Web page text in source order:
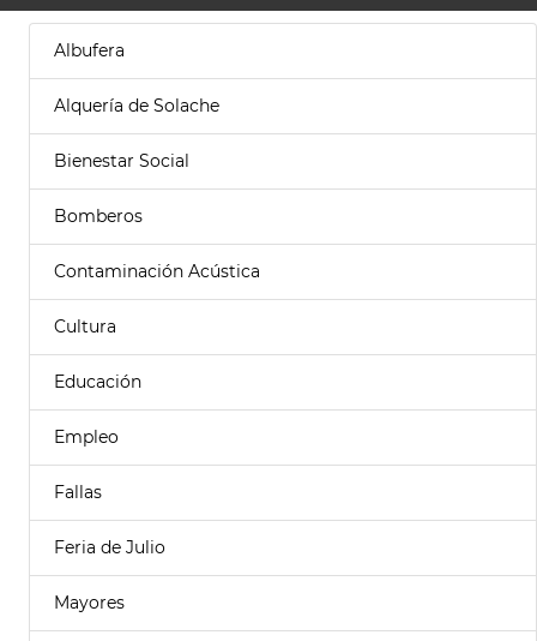
Albufera
Alquería de Solache
Bienestar Social
Bomberos
Contaminación Acústica
Cultura
Educación
Empleo
Fallas
Feria de Julio
Mayores